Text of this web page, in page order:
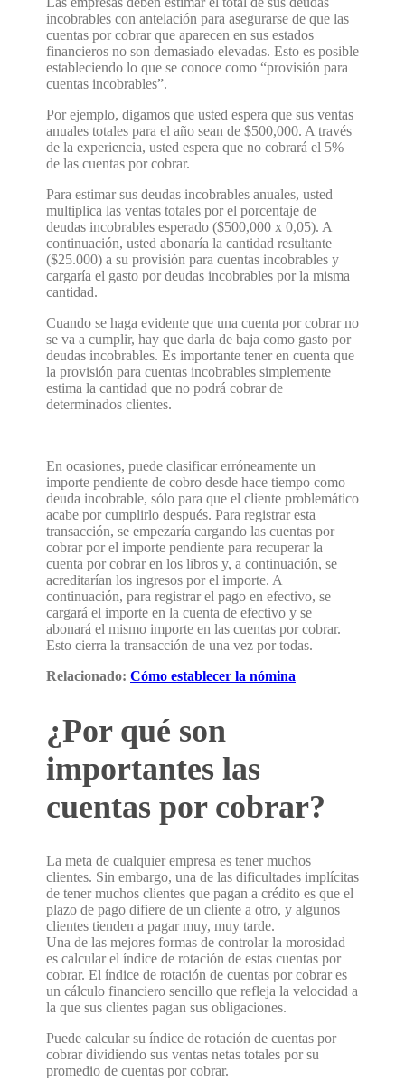
incobrables con antelación para asegurarse de que las
cuentas por cobrar que aparecen en sus estados
financieros no son demasiado elevadas. Esto es posible
estableciendo lo que se conoce como “provisión para
cuentas incobrables”.
Por ejemplo, digamos que usted espera que sus ventas
anuales totales para el año sean de $500,000. A través
de la experiencia, usted espera que no cobrará el 5%
de las cuentas por cobrar.
Para estimar sus deudas incobrables anuales, usted
multiplica las ventas totales por el porcentaje de
deudas incobrables esperado ($500,000 x 0,05). A
continuación, usted abonaría la cantidad resultante
($25.000) a su provisión para cuentas incobrables y
cargaría el gasto por deudas incobrables por la misma
cantidad.
Cuando se haga evidente que una cuenta por cobrar no
se va a cumplir, hay que darla de baja como gasto por
deudas incobrables. Es importante tener en cuenta que
la provisión para cuentas incobrables simplemente
estima la cantidad que no podrá cobrar de
determinados clientes.
En ocasiones, puede clasificar erróneamente un
importe pendiente de cobro desde hace tiempo como
deuda incobrable, sólo para que el cliente problemático
acabe por cumplirlo después. Para registrar esta
transacción, se empezaría cargando las cuentas por
cobrar por el importe pendiente para recuperar la
cuenta por cobrar en los libros y, a continuación, se
acreditarían los ingresos por el importe. A
continuación, para registrar el pago en efectivo, se
cargará el importe en la cuenta de efectivo y se
abonará el mismo importe en las cuentas por cobrar.
Esto cierra la transacción de una vez por todas.
Relacionado: Cómo establecer la nómina
¿Por qué son
importantes las
cuentas por cobrar?
La meta de cualquier empresa es tener muchos
clientes. Sin embargo, una de las dificultades implícitas
de tener muchos clientes que pagan a crédito es que el
plazo de pago difiere de un cliente a otro, y algunos
clientes tienden a pagar muy, muy tarde.
Una de las mejores formas de controlar la morosidad
es calcular el índice de rotación de estas cuentas por
cobrar. El índice de rotación de cuentas por cobrar es
un cálculo financiero sencillo que refleja la velocidad a
la que sus clientes pagan sus obligaciones.
Puede calcular su índice de rotación de cuentas por
cobrar dividiendo sus ventas netas totales por su
promedio de cuentas por cobrar.